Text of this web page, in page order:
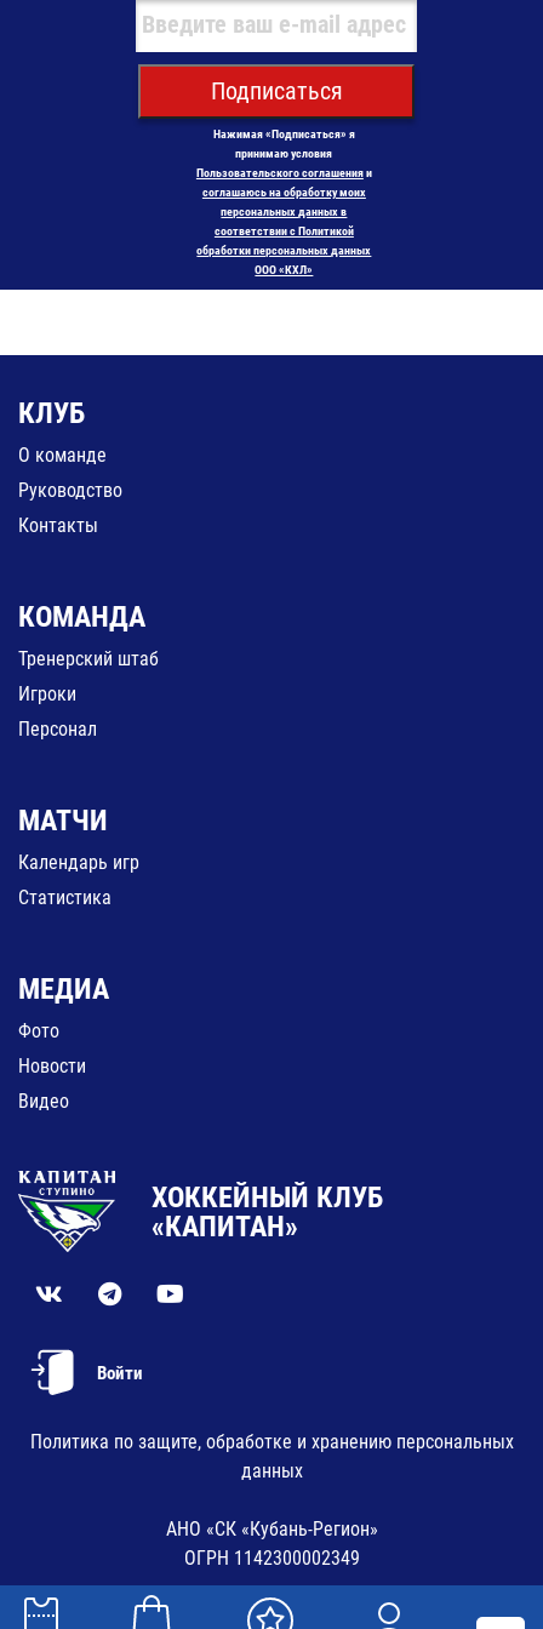
Подписаться
Нажимая «Подписаться» я
принимаю условия
Пользовательского соглашенияи
соглашаюсь на обработку моих
персональных данных в
соответствии с Политикой
обработки персональных данных
ООО «КХЛ»
КЛУБ
О команде
Руководство
Контакты
КОМАНДА
Тренерский штаб
Игроки
Персонал
МАТЧИ
Календарь игр
Статистика
МЕДИА
Фото
Новости
Видео
ХОККЕЙНЫЙ КЛУБ
«КАПИТАН»
Войти
Политика по защите, обработке и хранению персональных
данных
АНО «СК «Кубань-Регион»
ОГРН 1142300002349